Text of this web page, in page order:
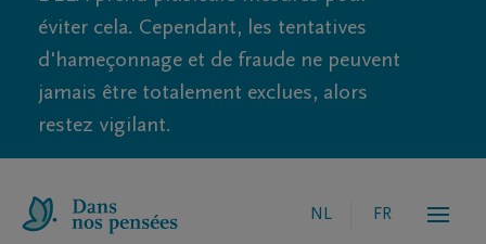
éviter cela. Cependant, les tentatives
d'hameçonnage et de fraude ne peuvent
jamais être totalement exclues, alors
restez vigilant.
NL FR